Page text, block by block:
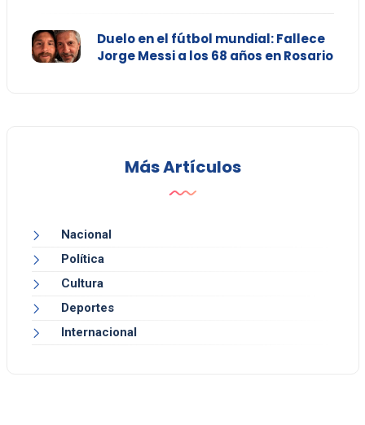
Duelo en el fútbol mundial: Fallece
Jorge Messi a los 68 años en Rosario
Más Artículos
Nacional
Política
Cultura
Deportes
Internacional